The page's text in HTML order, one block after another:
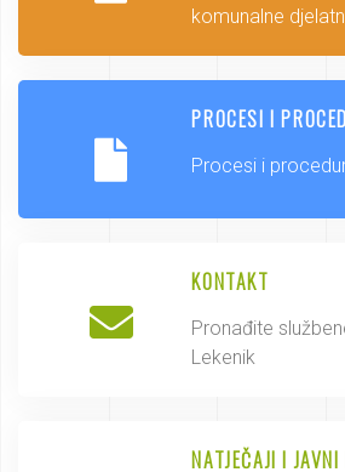
komunalne
PROCESI I
Procesi i
KONTAKT
Pronađite
Lekenik
NATJEČAJI I